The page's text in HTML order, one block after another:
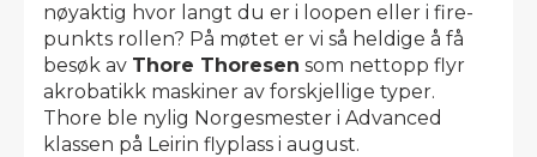
nøyaktig hvor langt du er i loopen eller i fire-
punkts rollen? På møtet er vi så heldige å få
besøk av Thore Thoresen som nettopp flyr
akrobatikk maskiner av forskjellige typer.
Thore ble nylig Norgesmester i Advanced
klassen på Leirin flyplass i august.